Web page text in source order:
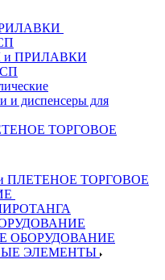
ПРИЛАВКИ
и диспенсеры для
ТОРГОВОЕ
ПЛЕТЕНОЕ ТОРГОВОЕ
ОБОРУДОВАНИЕ
ЭЛЕМЕНТЫ